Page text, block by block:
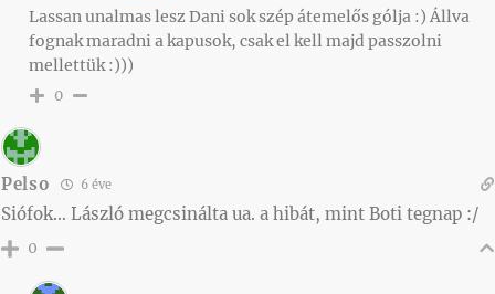
Lassan unalmas lesz Dani sok szép átemelős gólja :) Állva
fognak maradni a kapusok, csak el kell majd passzolni
mellettük :)))
0
Pelso 6 éve
Siófok… László megcsinálta ua. a hibát, mint Boti tegnap :/
0